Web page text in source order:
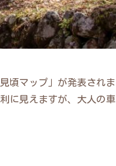
頃マップ」が発表されま
に見えますが、大人の車